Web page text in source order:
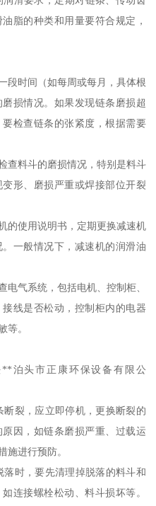
脂的种类和用量要符合规定，
时间（如每周或每月，具体根
损情况。如果发现链条磨损超
检查链条的张紧度，根据需要
料斗的磨损情况，特别是料斗
形、磨损严重或焊接部位开裂
使用说明书，定期更换减速机
一般情况下，减速机的润滑油
系统，包括电机、控制柜、
线是否松动，控制柜内的电器
等。
头市正康环保设备有限公
，应立即停机，更换断裂的
因，如链条磨损严重、过载运
施进行预防。
，要先清理掉脱落的料斗和
连接螺栓松动、料斗损坏等。